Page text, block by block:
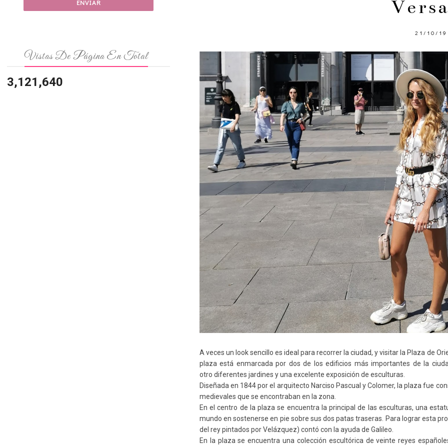
21/10/19
A veces un look sencillo es ideal para recorrer la ciudad, y visitar la Plaza de
plaza está enmarcada por dos de los edificios más importantes de la
otro diferentes jardines y una excelente exposición de esculturas.
Diseñada en 1844 por el arquitecto Narciso Pascual y Colomer, la plaza fue
medievales que se encontraban en la zona.
En el centro de la plaza se encuentra la principal de las esculturas, una
mundo en sostenerse en pie sobre sus dos patas traseras. Para lograr esta
del rey pintados por Velázquez) contó con la ayuda de Galileo.
En la plaza se encuentra una colección escultórica de veinte reyes
Vistas De Página En Total
3,121,640